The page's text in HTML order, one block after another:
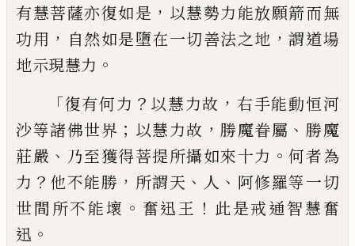
有慧菩薩亦復如是 ， 以慧勢力能放願箭而無
功用 ， 自然如是墮在一切善法之地 ，謂道場
地示現慧力 。
「復有何力 ？ 以慧力故 ， 右手能動恒河
沙等諸佛世界 ； 以慧力故 ， 勝魔眷屬 、 勝魔
莊嚴 、 乃至獲得菩提所攝如來十力 。何者為
力 ？ 他不能勝 ， 所謂天 、 人 、 阿修羅等一切
世間所不能壞 。 奮迅王 ！ 此是戒通智慧奮
迅 。